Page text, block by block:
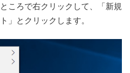
ころで右クリックして、「新規
」とクリックします。